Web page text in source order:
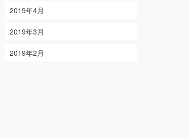
２０２５年 夏季休暇のお知
2019年4月
2019年3月
2019年2月